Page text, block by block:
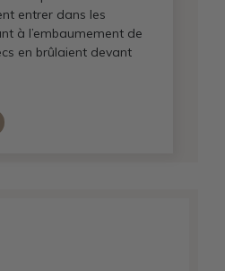
entrer dans les
à l’embaumement de
en brûlaient devant